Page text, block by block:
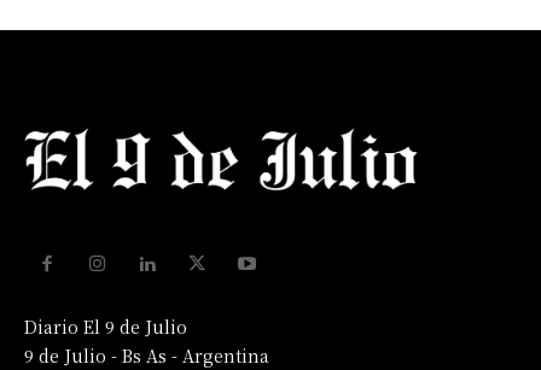
Diario El 9 de Julio
9 de Julio - Bs As - Argentina